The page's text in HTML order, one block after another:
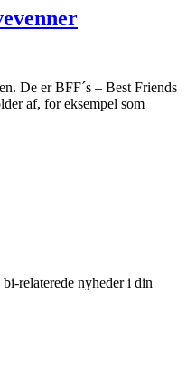
De er BFF´s – Best Friends
af, for eksempel som
relaterede nyheder i din